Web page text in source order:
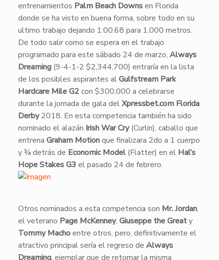
entrenamientos Palm Beach Downsen Florida
donde se ha visto en buena forma, sobre todo en su
ultimo trabajo dejando 1:00.68 para 1,000 metros.
​De todo salir como se espera en el trabajo
programado para este sábado 24 de marzo, Always
Dreaming(9-4-1-2 $2,344,700) entraría en la lista
de los posibles aspirantes alGulfstream Park
Hardcare Mile G2con $300,000 a celebrarse
durante la jornada de gala delXpressbet.com Florida
Derby2018. En esta competencia también ha sido
nominado el alazán Irish War Cry(Curlin), caballo que
entrena Graham Motionque finalizara 2do a 1 cuerpo
y ¾ detrás de Economic Model(Flatter) en el Hal’s
Hope Stakes G3 el pasado 24 de febrero.
​Otros nominados a esta competencia son Mr. Jordan,
el veterano Page McKenney, Giuseppe the Greaty
Tommy Machoentre otros, pero, definitivamente el
atractivo principal sería el regreso de Always
Dreaming, ejemplar que de retomar la misma